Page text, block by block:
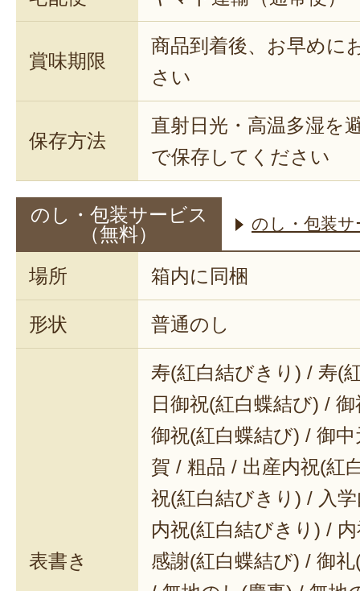
賞味期限
商品到着後、お早めに
さい
保存方法
直射日光・高温多湿を
で保存してください
のし・包装サービス
（無料）
のし・包装
場所 箱内に同梱
形状 普通のし
表書き
寿(紅白結びきり) / 寿(
日御祝(紅白蝶結び) /
御祝(紅白蝶結び) / 御
賀 / 粗品 / 出産内祝(紅
祝(紅白結びきり) / 入
内祝(紅白結びきり) /
感謝(紅白蝶結び) / 御